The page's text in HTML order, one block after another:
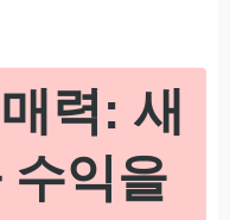
력: 새
수익을